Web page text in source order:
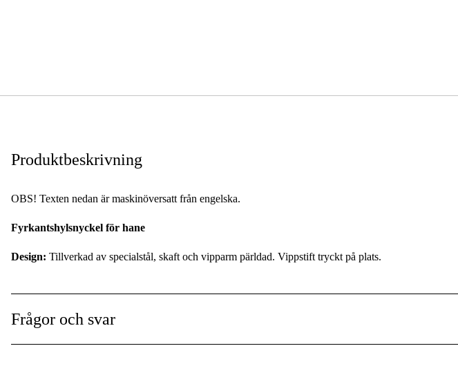
Produktbeskrivning
OBS! Texten nedan är maskinöversatt från engelska.
Fyrkantshylsnyckel för hane
Design: Tillverkad av specialstål, skaft och vipparm pärldad. Vippstift tryckt på plats.
Frågor och svar